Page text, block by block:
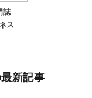
誌
ス
新記事